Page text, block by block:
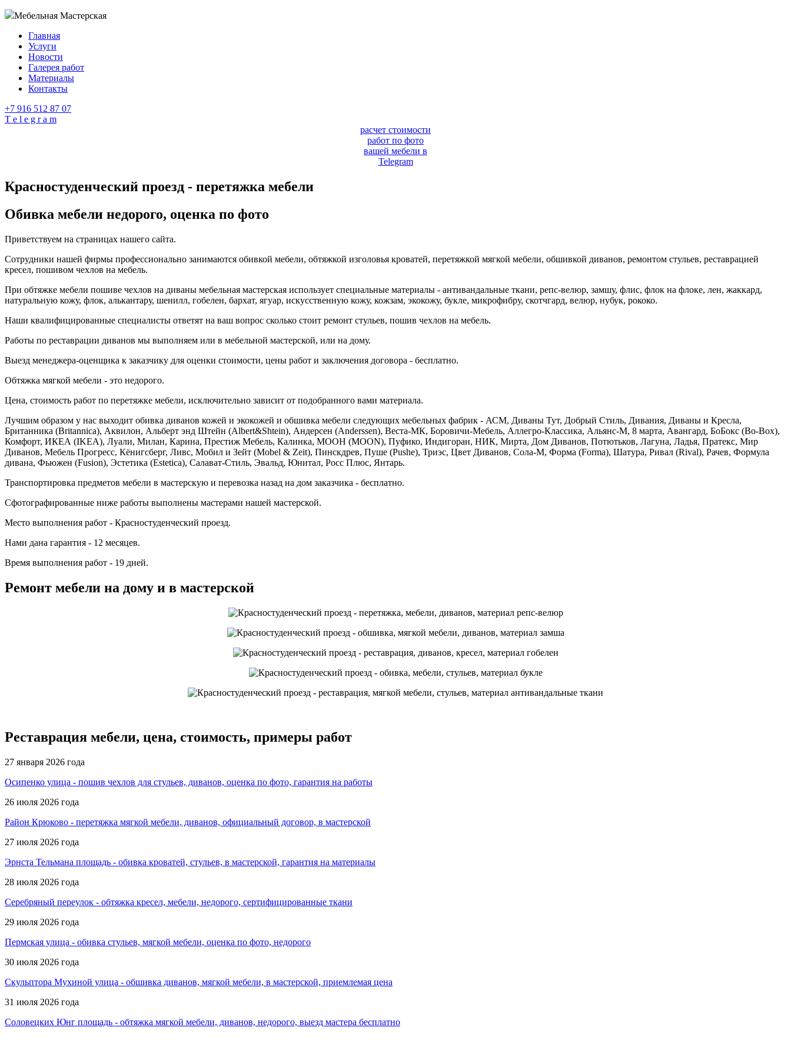
Мебельная Мастерская
Главная
Услуги
Новости
Галерея работ
Материалы
Контакты
+7 916 512 87 07
T e l e g r a m
расчет стоимости
работ по фото
вашей мебели в
Telegram
Красностуденческий проезд - перетяжка мебели
Обивка мебели недорого, оценка по фото
Приветствуем на страницах нашего сайта.
Сотрудники нашей фирмы профессионально занимаются обивкой мебели, обтяжкой изголовья кроватей, перетяжкой мягкой мебели, обшивкой диванов, ремонтом стульев, реставрацией
кресел, пошивом чехлов на мебель.
При обтяжке мебели пошиве чехлов на диваны мебельная мастерская использует специальные материалы - антивандальные ткани, репс-велюр, замшу, флис, флок на флоке, лен, жаккард,
натуральную кожу, флок, алькантару, шенилл, гобелен, бархат, ягуар, искусственную кожу, кожзам, экокожу, букле, микрофибру, скотчгард, велюр, нубук, рококо.
Наши квалифицированные специалисты ответят на ваш вопрос сколько стоит ремонт стульев, пошив чехлов на мебель.
Работы по реставрации диванов мы выполняем или в мебельной мастерской, или на дому.
Выезд менеджера-оценщика к заказчику для оценки стоимости, цены работ и заключения договора - бесплатно.
Обтяжка мягкой мебели - это недорого.
Цена, стоимость работ по перетяжке мебели, исключительно зависит от подобранного вами материала.
Лучшим образом у нас выходит обивка диванов кожей и экокожей и обшивка мебели следующих мебельных фабрик - АСМ, Диваны Тут, Добрый Стиль, Дивания, Диваны и Кресла,
Британника (Britannica), Аквилон, Альберт энд Штейн (Albert&Shtein), Андерсен (Anderssen), Веста-МК, Боровичи-Мебель, Аллегро-Классика, Альянс-М, 8 марта, Авангард, БоБокс (Bo-Box),
Комфорт, ИКЕА (IKEA), Луали, Милан, Карина, Престиж Мебель, Калинка, МООН (MOON), Пуфико, Индигоран, НИК, Мирта, Дом Диванов, Потютьков, Лагуна, Ладья, Пратекс, Мир
Диванов, Мебель Прогресс, Кёнигсберг, Ливс, Мобил и Зейт (Mobel & Zeit), Пинскдрев, Пуше (Pushe), Триэс, Цвет Диванов, Сола-М, Форма (Forma), Шатура, Ривал (Rival), Рачев, Формула
дивана, Фьюжен (Fusion), Эстетика (Estetica), Салават-Стиль, Эвальд, Юнитал, Росс Плюс, Янтарь.
Транспортировка предметов мебели в мастерскую и перевозка назад на дом заказчика - бесплатно.
Сфотографированные ниже работы выполнены мастерами нашей мастерской.
Место выполнения работ - Красностуденческий проезд.
Нами дана гарантия - 12 месяцев.
Время выполнения работ - 19 дней.
Ремонт мебели на дому и в мастерской
Реставрация мебели, цена, стоимость, примеры работ
27 января 2026 года
Осипенко улица - пошив чехлов для стульев, диванов, оценка по фото, гарантия на работы
26 июля 2026 года
Район Крюково - перетяжка мягкой мебели, диванов, официальный договор, в мастерской
27 июля 2026 года
Эрнста Тельмана площадь - обивка кроватей, стульев, в мастерской, гарантия на материалы
28 июля 2026 года
Серебряный переулок - обтяжка кресел, мебели, недорого, сертифицированные ткани
29 июля 2026 года
Пермская улица - обивка стульев, мягкой мебели, оценка по фото, недорого
30 июля 2026 года
Скульптора Мухиной улица - обшивка диванов, мягкой мебели, в мастерской, приемлемая цена
31 июля 2026 года
Соловецких Юнг площадь - обтяжка мягкой мебели, диванов, недорого, выезд мастера бесплатно